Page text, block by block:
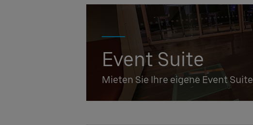
Event Suite
Mieten Sie Ihre eigene Event Suite